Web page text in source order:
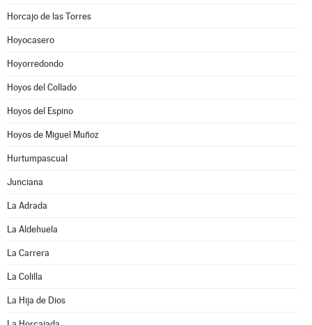
Horcajo de las Torres
Hoyocasero
Hoyorredondo
Hoyos del Collado
Hoyos del Espino
Hoyos de Miguel Muñoz
Hurtumpascual
Junciana
La Adrada
La Aldehuela
La Carrera
La Colilla
La Hija de Dios